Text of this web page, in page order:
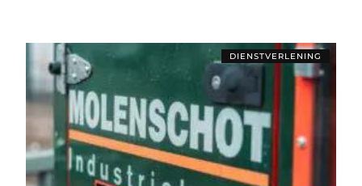
DIENSTVERLENING